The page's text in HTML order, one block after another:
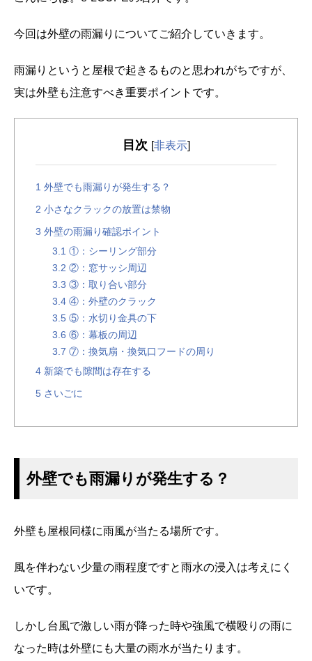
今回は外壁の雨漏りについてご紹介していきます。
雨漏りというと屋根で起きるものと思われがちですが、
実は外壁も注意すべき重要ポイントです。
目次 [非表示]
1 外壁でも雨漏りが発生する？
2 小さなクラックの放置は禁物
3 外壁の雨漏り確認ポイント
3.1 ①：シーリング部分
3.2 ②：窓サッシ周辺
3.3 ③：取り合い部分
3.4 ④：外壁のクラック
3.5 ⑤：水切り金具の下
3.6 ⑥：幕板の周辺
3.7 ⑦：換気扇・換気口フードの周り
4 新築でも隙間は存在する
5 さいごに
外壁でも雨漏りが発生する？
外壁も屋根同様に雨風が当たる場所です。
風を伴わない少量の雨程度ですと雨水の浸入は考えにく
いです。
しかし台風で激しい雨が降った時や強風で横殴りの雨に
なった時は外壁にも大量の雨水が当たります。